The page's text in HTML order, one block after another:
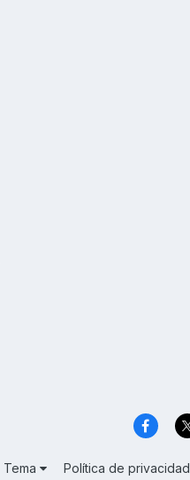
Tema Política de privacidad